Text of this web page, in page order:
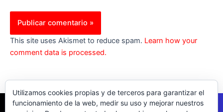
This site uses Akismet to reduce spam. Learn how your
comment data is processed.
Utilizamos cookies propias y de terceros para garantizar el
funcionamiento de la web, medir su uso y mejorar nuestros